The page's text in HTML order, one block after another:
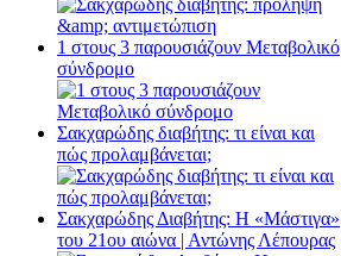
1 στους 3 παρουσιάζουν Μεταβολικό
σύνδρομο
Σακχαρώδης διαβήτης: τι είναι και
πώς προλαμβάνεται;
Σακχαρώδης Διαβήτης: Η «Μάστιγα»
του 21ου αιώνα | Αντώνης Λέπουρας